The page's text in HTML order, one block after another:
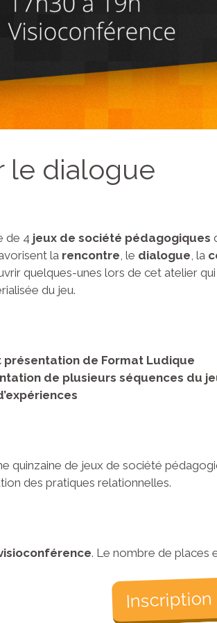
le dialogue
de 4 jeux de société pédagogiques
la rencontre , le dialogue , la
quelques-unes lors de cet atelier
du jeu.
présentation de Format Ludique
de plusieurs séquences du
quinzaine de jeux de société
des pratiques relationnelles.
. Le nombre de places
Inscription